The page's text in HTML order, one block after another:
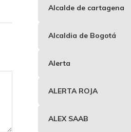
Alcalde de cartagena
Alcaldia de Bogotá
Alerta
ALERTA ROJA
ALEX SAAB